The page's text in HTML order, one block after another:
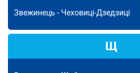
Звежинець - Чеховиці-Дзедзиці
Щ